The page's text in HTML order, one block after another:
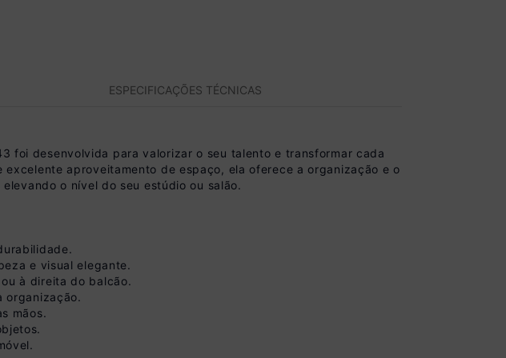
ESPECIFICAÇÕES TÉCNICAS
foi desenvolvida para valorizar o seu talento e transformar cada
aproveitamento de espaço, ela oferece a organização e o
o nível do seu estúdio ou salão.
e visual elegante.
à direita do balcão.
organização.
mãos.